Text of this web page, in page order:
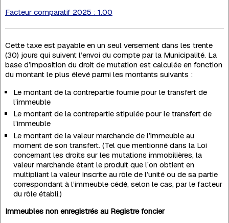
Facteur comparatif 2025 : 1.00
Cette taxe est payable en un seul versement dans les trente
(30) jours qui suivent l’envoi du compte par la Municipalité. La
base d’imposition du droit de mutation est calculée en fonction
du montant le plus élevé parmi les montants suivants :
Le montant de la contrepartie fournie pour le transfert de
l’immeuble
Le montant de la contrepartie stipulée pour le transfert de
l’immeuble
Le montant de la valeur marchande de l’immeuble au
moment de son transfert. (Tel que mentionné dans la Loi
concernant les droits sur les mutations immobilières, la
valeur marchande étant le produit que l’on obtient en
multipliant la valeur inscrite au rôle de l’unité ou de sa partie
correspondant à l’immeuble cédé, selon le cas, par le facteur
du rôle établi.)
Immeubles non enregistrés au Registre foncier